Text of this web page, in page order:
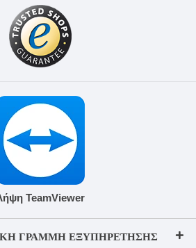
TeamViewer
ΓΡΑΜΜΉ ΕΞΥΠΗΡΈΤΗΣΗΣ